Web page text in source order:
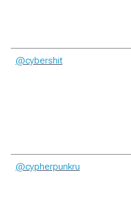
@cybershit
@cypherpunkru